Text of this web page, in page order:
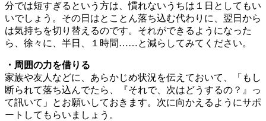
分では短すぎるという方は、慣れないうちは１日としてもい
いでしょう。その日はとことん落ち込む代わりに、翌日から
は気持ちを切り替えるのです。それができるようになった
ら、徐々に、半日、１時間……と減らしてみてください。
・周囲の力を借りる
家族や友人などに、あらかじめ状況を伝えておいて、「もし
断られて落ち込んでたら、『それで、次はどうするの？』っ
て訊いて」とお願いしておきます。次に向かえるようにサポ
ートしてもらいましょう。